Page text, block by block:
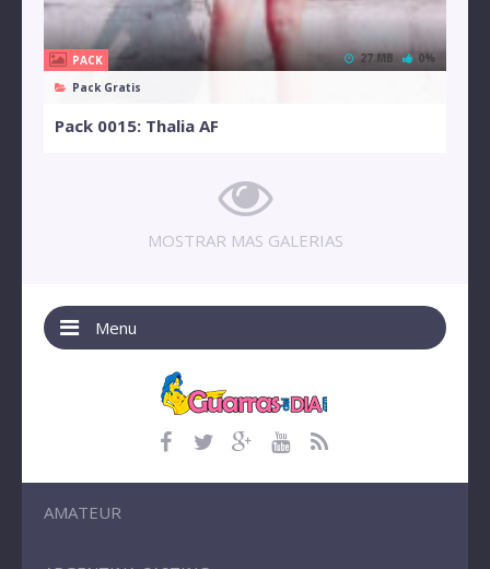
PACK
Pack Gratis
27 MB 0%
Pack 0015: Thalia AF
MOSTRAR MAS GALERIAS
Menu
AMATEUR